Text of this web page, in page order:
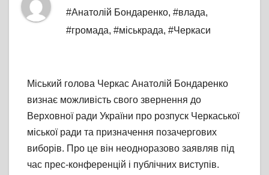
#Анатолій Бондаренко, #влада,
#громада, #міськрада, #Черкаси
Міський голова Черкас Анатолій Бондаренко
визнає можливість свого звернення до
Верховної ради України про розпуск Черкаської
міської ради та призначення позачергових
виборів. Про це він неодноразово заявляв під
час прес-конференцій і публічних виступів.